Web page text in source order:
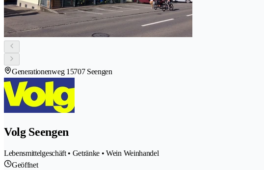
Generationenweg 1 5707 Seengen
Volg Seengen
Lebensmittelgeschäft • Getränke • Wein Weinhandel
Geöffnet